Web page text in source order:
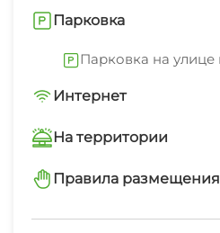
Парковка
Парковка на
Интернет
Wi-Fi интернет на
На территории
Интернет Wi-Fi
Правила размещения
запрещено курить